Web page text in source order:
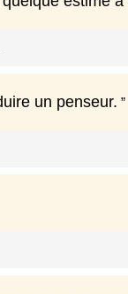
un penseur.